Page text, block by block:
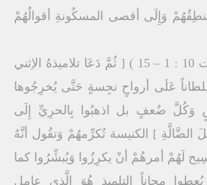
وَإِلَى أقصى المسكُونةِ أقوالُهُمْ
إنجِيل القُدَّاس( مت 10 : 1 – 15 ) [ ثُمَّ دَعَا تلاميذهُ الاِثني
عَلَى أرواحٍ نجِسةٍ حَتَّى يُخرِجُوها
ضُعفٍ بل اذهبُوا بِالحرِيِّ إِلَى
الضَّالَّةِ ] الكنيسة تُكرِّمهُمْ وَتقُول أنَّهُ
لَهُمْ أمرهُمْ أنْ يكرِزُوا وَيُبشِّرُوا كما
مجاناً التلمِيذ هُوَ الَّذِى عامِل